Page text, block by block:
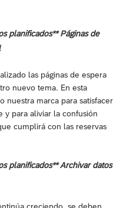
planificados** Páginas de
las páginas de espera
nuevo tema. En esta
nuestra marca para satisfacer
y para aliviar la confusión
cumplirá con las reservas
planificados** Archivar datos
creciendo, se deben